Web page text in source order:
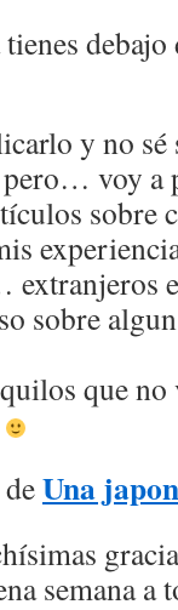
y no sé
voy a
sobre
sobre
que
Una
semana a